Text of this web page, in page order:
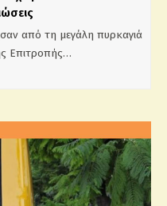
από τη μεγάλη πυρκαγιά
Επιτροπής…